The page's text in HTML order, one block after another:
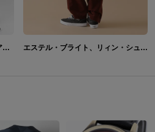
リィン・シュバルツァー モデル アウター 「軌跡」シリーズ 英雄伝説 閃の軌跡 エステル・ブライト、リィン・シュバルツァー、アルティナ・オライオン モデル バックパック 「軌跡」シリーズ